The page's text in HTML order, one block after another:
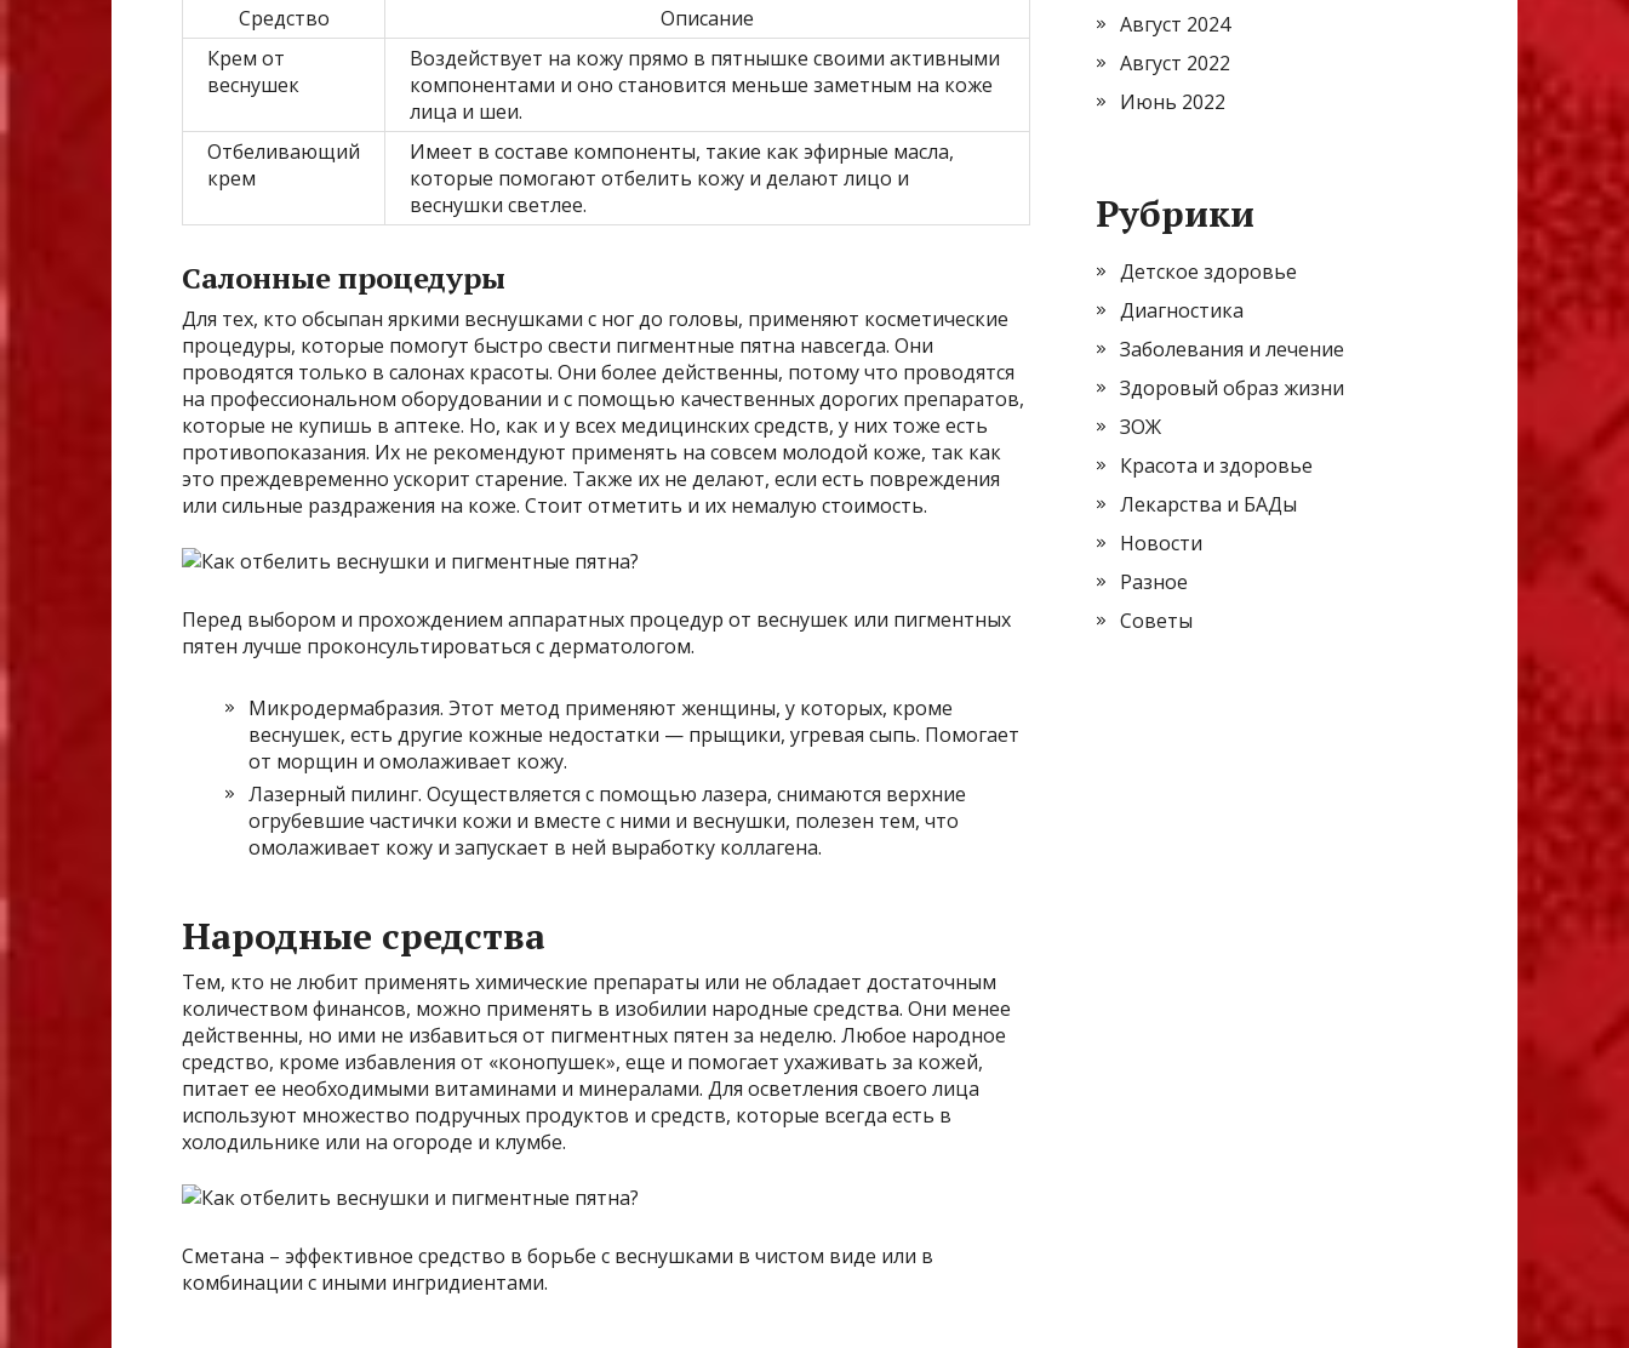
Средство
Описание
Крем от
веснушек
Воздействует на кожу прямо в пятнышке своими активными
компонентами и оно становится меньше заметным на коже
лица и шеи.
Отбеливающий
крем
Имеет в составе компоненты, такие как эфирные масла,
которые помогают отбелить кожу и делают лицо и
веснушки светлее.
Салонные процедуры
Для тех, кто обсыпан яркими веснушками с ног до головы, применяют косметические
процедуры, которые помогут быстро свести пигментные пятна навсегда. Они
проводятся только в салонах красоты. Они более действенны, потому что проводятся
на профессиональном оборудовании и с помощью качественных дорогих препаратов,
которые не купишь в аптеке. Но, как и у всех медицинских средств, у них тоже есть
противопоказания. Их не рекомендуют применять на совсем молодой коже, так как
это преждевременно ускорит старение. Также их не делают, если есть повреждения
или сильные раздражения на коже. Стоит отметить и их немалую стоимость.
Перед выбором и прохождением аппаратных процедур от веснушек или пигментных
пятен лучше проконсультироваться с дерматологом.
Микродермабразия. Этот метод применяют женщины, у которых, кроме
веснушек, есть другие кожные недостатки — прыщики, угревая сыпь. Помогает
от морщин и омолаживает кожу.
Лазерный пилинг. Осуществляется с помощью лазера, снимаются верхние
огрубевшие частички кожи и вместе с ними и веснушки, полезен тем, что
омолаживает кожу и запускает в ней выработку коллагена.
Народные средства
Тем, кто не любит применять химические препараты или не обладает достаточным
количеством финансов, можно применять в изобилии народные средства. Они менее
действенны, но ими не избавиться от пигментных пятен за неделю. Любое народное
средство, кроме избавления от «конопушек», еще и помогает ухаживать за кожей,
питает ее необходимыми витаминами и минералами. Для осветления своего лица
используют множество подручных продуктов и средств, которые всегда есть в
холодильнике или на огороде и клумбе.
Сметана – эффективное средство в борьбе с веснушками в чистом виде или в
комбинации с иными ингридиентами.
Август 2024
Август 2022
Июнь 2022
Рубрики
Детское здоровье
Диагностика
Заболевания и лечение
Здоровый образ жизни
ЗОЖ
Красота и здоровье
Лекарства и БАДы
Новости
Разное
Советы